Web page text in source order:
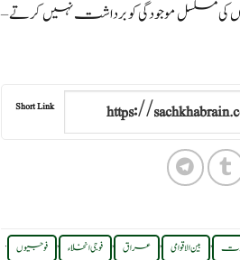
موجودگی کو برداشت نہیں کرتے –
Short Link
, بین الاقوامی , عراق , فوجی انخلاء , فوجیوں .